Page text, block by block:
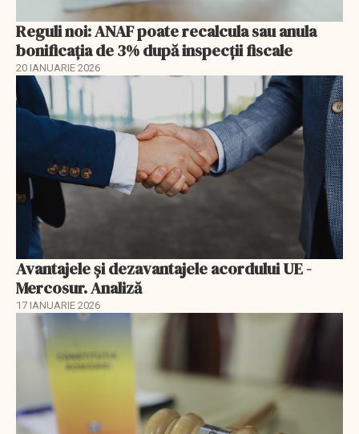
Reguli noi: ANAF poate recalcula sau anula
bonificația de 3% după inspecții fiscale
20 IANUARIE 2026
Avantajele şi dezavantajele acordului UE -
Mercosur. Analiză
17 IANUARIE 2026